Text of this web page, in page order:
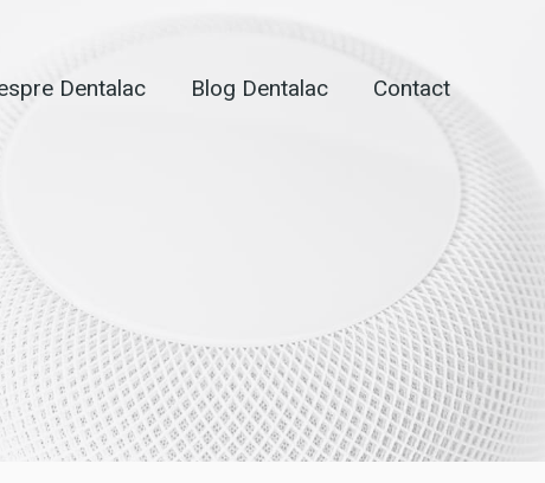
Dentalac Blog Dentalac Contact